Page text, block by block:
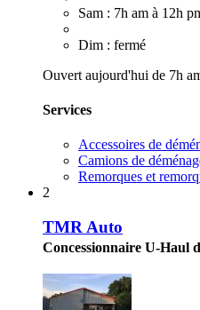
Sam : 7h am à 12h
Dim : fermé
Ouvert aujourd'hui de 7h
Services
Accessoires de
Camions de
Remorques et
2
TMR Auto
Concessionnaire U-Haul